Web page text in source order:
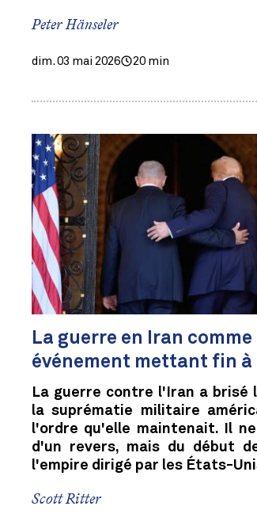
Peter Hänseler
dim. 03 mai 2026 20 min
La guerre en Iran comme
événement mettant fin
La guerre contre l'Iran a brisé
la suprématie militaire
l'ordre qu'elle maintenait. Il
d'un revers, mais du début
l'empire dirigé par les États-
Scott Ritter